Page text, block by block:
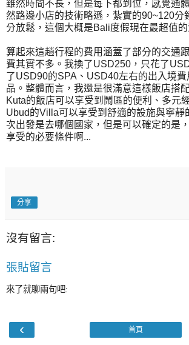
雖然時間不長，但是每下都到位，感覺通
然路邊小店的技術略遜，紮實的90~120分
分放鬆，這個大概是Bali度假現在最超值的
算起來這趟行程的費用涵蓋了部分的交通
費其實不多。我換了USD250，只花了
了USD90的SPA、USD40左右的出入境
品。整體而言，我還是很滿意這樣飯店搭
Kuta的飯店可以享受到鬧區的便利、多元
Ubud的Villa可以享受到舒適的設施與寧靜
次出發是去哪個國家，但是可以確定的是
享受的必要條件啊...
分享
沒有留言:
張貼留言
來了就聊兩句吧:
‹ 首頁